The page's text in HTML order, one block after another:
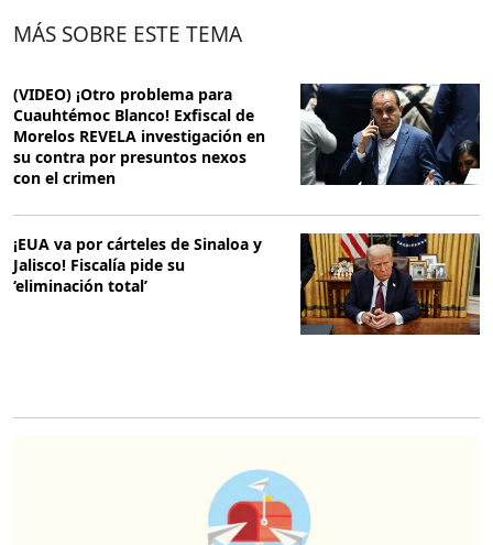
MÁS SOBRE ESTE TEMA
(VIDEO) ¡Otro problema para
Cuauhtémoc Blanco! Exfiscal de
Morelos REVELA investigación en
su contra por presuntos nexos
con el crimen
¡EUA va por cárteles de Sinaloa y
Jalisco! Fiscalía pide su
‘eliminación total’